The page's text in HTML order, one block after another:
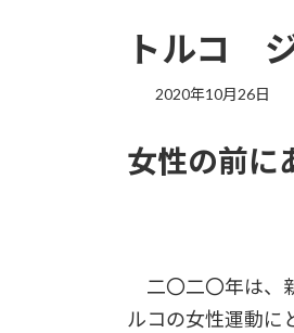
トルコ
2020年10月26日
女性の前に
二〇二〇年は、
ルコの女性運動に